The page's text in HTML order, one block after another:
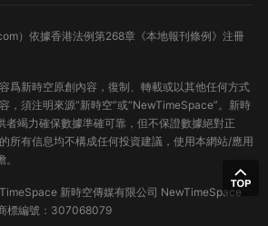
）依據香港法例第268章《本地報刊條例》注冊
爲新時空原創內容，復制、轉載或以其他任何方式
，須注明來源“新時空”或“NewTimeSpace”。新時
者竭力確保數據準確可靠，但不保證數據絕對正
所有信息均不構成任何投資建議，使用本網站/應用
新時空傳媒有限公司 NewTimeSpace
標編號：307068079